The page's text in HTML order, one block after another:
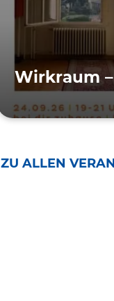
Wirk­raum
ZU ALLEN